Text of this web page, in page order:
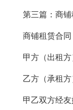
第三篇：商铺
商铺租赁合同
甲方（出租方
乙方（承租方
甲乙双方经